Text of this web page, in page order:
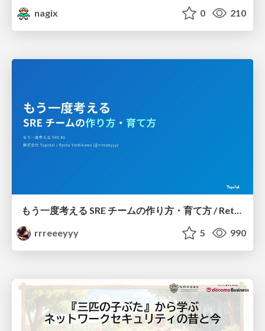
nagix
0 210
もう一度考える SRE チームの作り方・育て方 / Rethinking SRE #1: Building and Growing SRE Teams
rrreeeyyy
5 990